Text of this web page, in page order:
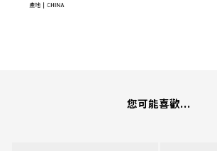
您可能喜歡...